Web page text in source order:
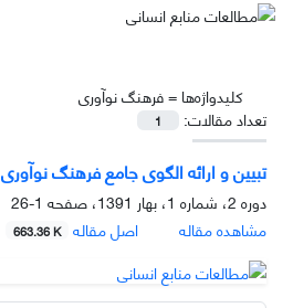
کلیدواژه‌ها =فرهنگ نوآوری
تعداد مقالات:
1
تبیین و ارائه الگوی جامع فرهنگ نوآوری
دوره 2، شماره 1، بهار 1391، صفحه
1-26
مشاهده مقاله
اصل مقاله 663.36 K